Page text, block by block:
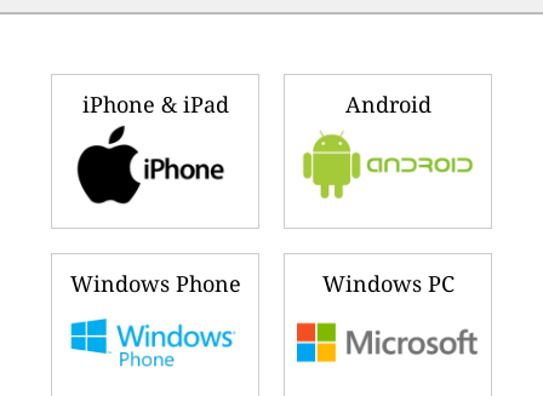
iPhone & iPad Android
Windows Phone Windows PC